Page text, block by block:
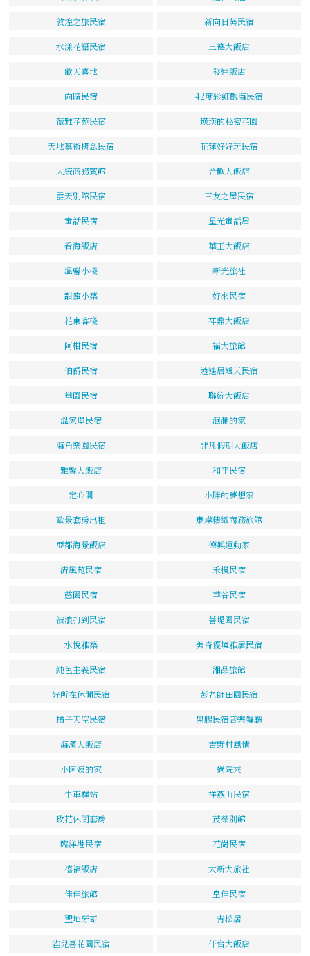
敦煌之旅民宿 新向日葵民宿
水漾花語民宿 三德大飯店
歡天喜地 發達飯店
向晴民宿 42度彩虹觀海民宿
薇雅花苑民宿 瑛瑛的秘密花園
天地藝術概念民宿 花蓮好好玩民宿
大統商務賓館 合歡大飯店
雲天別館民宿 三友之屋民宿
童話民宿 星光童話屋
看海飯店 華王大飯店
溫馨小棧 新光旅社
甜蜜小築 好來民宿
花東客棧 祥鼎大飯店
阿柑民宿 福大旅館
伯爵民宿 逍遙居透天民宿
華園民宿 聯統大飯店
溫家堡民宿 洄瀾的家
海角樂園民宿 非凡假期大飯店
雅馨大飯店 和平民宿
定心閣 小胖的夢想家
歐景套房出租 東岸精緻商務旅館
亞都海景飯店 德興運動家
清風苑民宿 禾楓民宿
慈園民宿 華谷民宿
被浪打到民宿 菩堤園民宿
水悅雅築 美崙優境雅居民宿
純色主義民宿 湘品旅館
好所在休閒民宿 彭老師田園民宿
橘子天空民宿 黑膠民宿音樂餐廳
海濱大飯店 吉野村風情
小阿姨的家 過院來
牛車驛站 祥燕山民宿
玫花休閒套房 茂榮別館
臨洋港民宿 花崗民宿
禧福飯店 大新大旅社
佳佳旅館 皇佳民宿
聖地牙哥 青松居
雀兒喜花園民宿 仟台大飯店